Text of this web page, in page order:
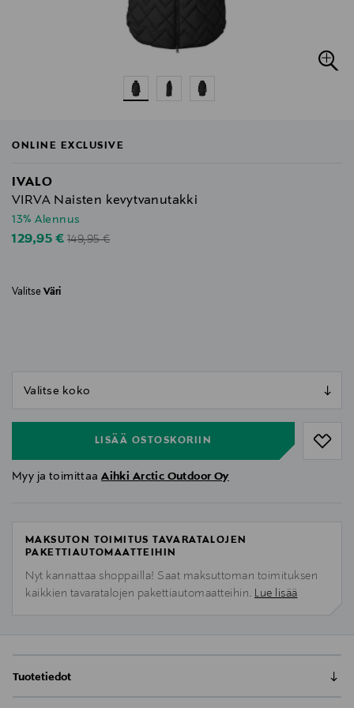
ONLINE EXCLUSIVE
IVALO
VIRVA Naisten kevytvanutakki
13% Alennus
Discounted Price
129,95 €Original Price
149,95 €
Valitse Väri
LISÄÄ OSTOSKORIIN
Myy ja toimittaaAihki Arctic Outdoor Oy
MAKSUTON TOIMITUS TAVARATALOJEN
PAKETTIAUTOMAATTEIHIN
Nyt kannattaa shoppailla! Saat maksuttoman toimituksen
kaikkien tavaratalojen pakettiautomaatteihin. Lue lisää
Tuotetiedot